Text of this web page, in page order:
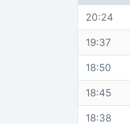
20:24
19:37
18:50
18:45
18:38